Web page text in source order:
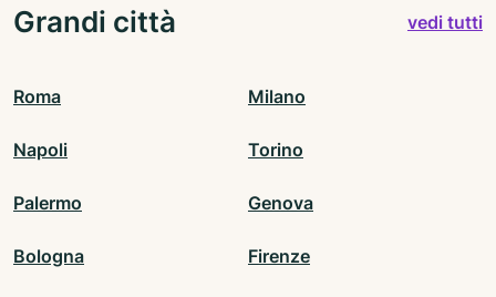
Grandi città vedi tutti
Roma Milano
Napoli Torino
Palermo Genova
Bologna Firenze